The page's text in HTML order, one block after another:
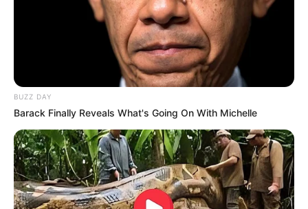
parte del gobierno de Gustavo Petro,están equivocados
en usar las vías de hecho.
Cabe recordar que los integrantes del Comité No Más
Peajes han realizado varias manifestaciones. Así mismo,
aseguran queel contrato inicial de estos peajes eran por
cumplió la fecha y la ANI no los desmonta.
COMPARTIR
ALERTA BOGOTÁ EN GOOGLE NEWS
BUZZ DAY
Barack Finally Reveals What's Going On With Michelle